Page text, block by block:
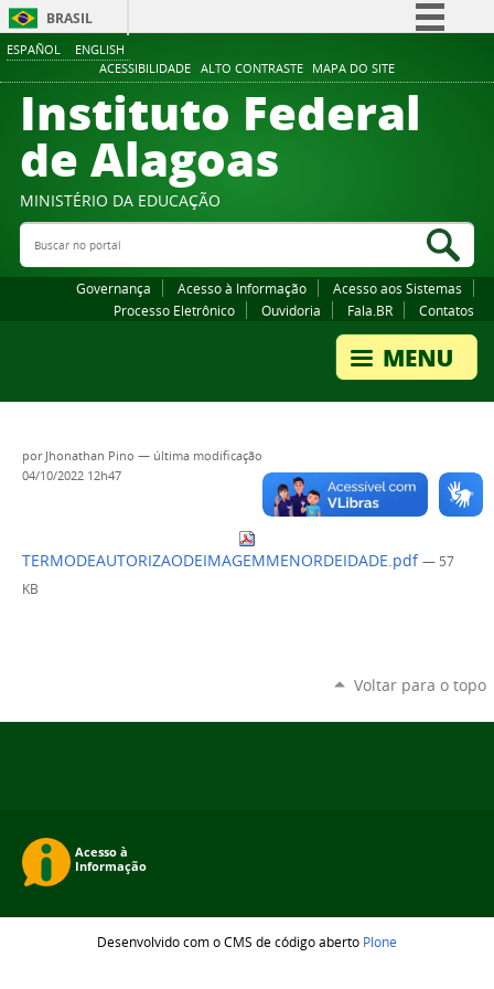
ESPAÑOL ENGLISH
ACESSIBILIDADE ALTO CONTRASTE MAPA DO SITE
BRASIL
Comunica BR
Participe
Canais
Instituto Federal
de Alagoas
MINISTÉRIO DA EDUCAÇÃO
Buscar no portal
Governança Acesso à Informação
Acesso aos Sistemas
Processo Eletrônico
Ouvidoria Fala.BR Contatos
por Jhonathan Pino — última modificação
04/10/2022 12h47
TERMODEAUTORIZAODEIMAGEMMENORDEIDADE.pdf — 57
KB
Voltar para o topo
Desenvolvido com o CMS de código aberto Plone